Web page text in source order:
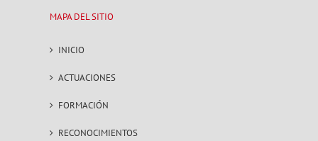
MAPA DEL SITIO
INICIO
ACTUACIONES
FORMACIÓN
RECONOCIMIENTOS